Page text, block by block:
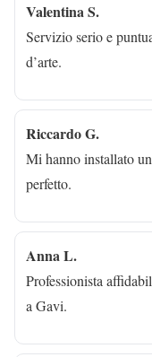
Valentina S.
Servizio serio e
d’arte.
Riccardo G.
Mi hanno installato
perfetto.
Anna L.
Professionista
a Gavi.